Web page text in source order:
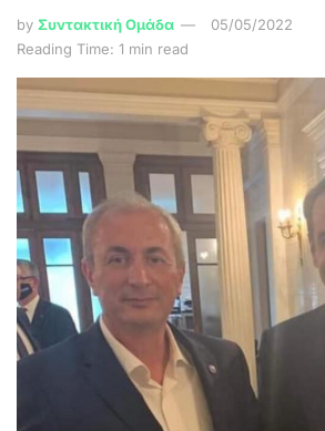
by Συντακτική Ομάδα
05/05/2022
Reading Time: 1 min read